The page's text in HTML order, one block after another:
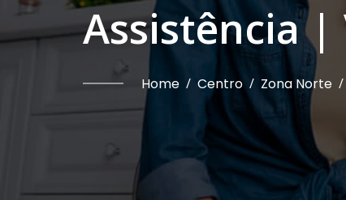
Assistência |
Home / Centro / Zona Norte /